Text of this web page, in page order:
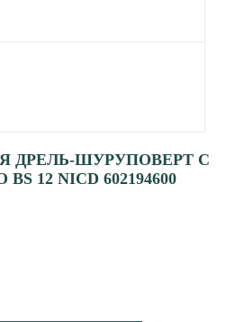
ДРЕЛЬ-ШУРУПОВЕРТ С
12 NICD 602194600